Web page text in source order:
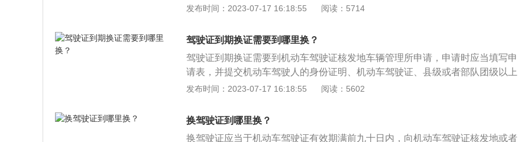
管所指定的体检点，体检获身体条件证明后一并提交办理换证业务，交付工本费
证的核发来实现的，这表明获取驾驶证是一种具有一定格式的行为，必须有专门
机关来核发。
发布时间：2023-07-17 16:18:55 阅读：5714
驾驶证到期换证需要到哪里换？
驾驶证到期换证需要到机动车驾驶证核发地车辆管理所申请，申请时应当填写申
请表，并提交机动车驾驶人的身份证明、机动车驾驶证、县级或者部队团级以上
医疗机构出具的有关身体条件的证明。驾驶证（全称机动车驾驶证）又作“驾
得驾驶证需要符合年龄，并且需要通过驾驶考试。驾驶证通常列明持有人可驾驶
的机动车辆种类，例如摩托车、小客车、货车、公共汽车等。
发布时间：2023-07-17 16:18:55 阅读：5602
换驾驶证到哪里换？
换驾驶证应当于机动车驾驶证有效期满前九十日内，向机动车驾驶证核发地或者